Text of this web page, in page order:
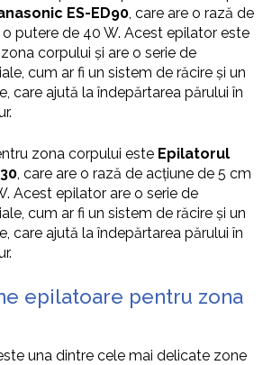
ES-ED90 , care are o rază de
putere de 40 W. Acest epilator este
corpului și are o serie de
cum ar fi un sistem de răcire și un
care ajută la îndepărtarea părului în
zona corpului este Epilatorul
, care are o rază de acțiune de 5 cm
Acest epilator are o serie de
cum ar fi un sistem de răcire și un
care ajută la îndepărtarea părului în
epilatoare pentru zona
una dintre cele mai delicate zone